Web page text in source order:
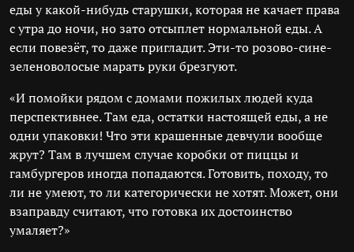
еды у какой-нибудь старушки, которая не качает права
с утра до ночи, но зато отсыплет нормальной еды. А
если повезёт, то даже пригладит. Эти-то розово-сине-
зеленоволосые марать руки брезгуют.
«И помойки рядом с домами пожилых людей куда
перспективнее. Там еда, остатки настоящей еды, а не
одни упаковки! Что эти крашенные девчули вообще
жрут? Там в лучшем случае коробки от пиццы и
гамбургеров иногда попадаются. Готовить, походу, то
ли не умеют, то ли категорически не хотят. Может, они
взаправду считают, что готовка их достоинство
умаляет?»